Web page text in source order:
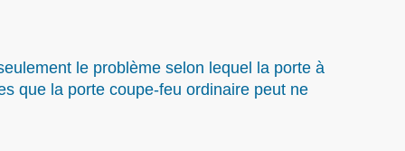
le problème selon lequel la porte à
que la porte coupe-feu ordinaire peut ne